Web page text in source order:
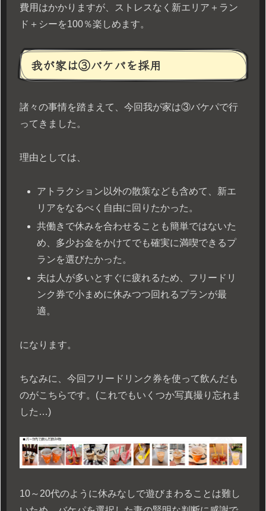
費用はかかりますが、ストレスなく新エリア＋ラン
ド＋シーを100％楽しめます。
我が家は③バケパを採用
諸々の事情を踏まえて、今回我が家は③バケパで行
ってきました。
理由としては、
アトラクション以外の散策なども含めて、新エ
リアをなるべく自由に回りたかった。
共働きで休みを合わせることも簡単ではないた
め、多少お金をかけてでも確実に満喫できるプ
ランを選びたかった。
夫は人が多いとすぐに疲れるため、フリードリ
ンク券で小まめに休みつつ回れるプランが最
適。
になります。
ちなみに、今回フリードリンク券を使って飲んだも
のがこちらです。(これでもいくつか写真撮り忘れま
した…)
10～20代のように休みなしで遊びまわることは難し